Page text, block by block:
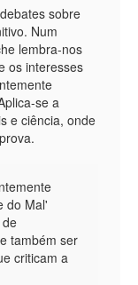
sobre
Num
lembra-nos
os interesses
se a
e ciência, onde
do Mal'
também ser
criticam a